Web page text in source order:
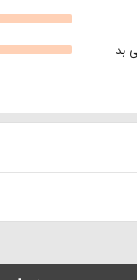
بد